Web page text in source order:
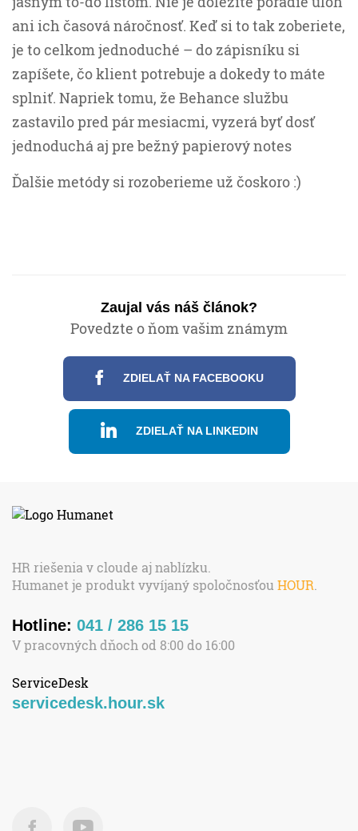
ani ich časová náročnosť. Keď si to tak zoberiete,
je to celkom jednoduché – do zápisníku si
zapíšete, čo klient potrebuje a dokedy to máte
splniť. Napriek tomu, že Behance službu
zastavilo pred pár mesiacmi, vyzerá byť dosť
jednoduchá aj pre bežný papierový notes
Ďalšie metódy si rozoberieme už čoskoro :)
Zaujal vás náš článok?
Povedzte o ňom vašim známym
ZDIELAŤ NA FACEBOOKU
ZDIELAŤ NA LINKEDIN
HR riešenia v cloude aj nablízku.
Humanet je produkt vyvíjaný spoločnosťou HOUR
Hotline: 041 / 286 15 15
V pracovných dňoch od 8:00 do 16:00
ServiceDesk
servicedesk.hour.sk